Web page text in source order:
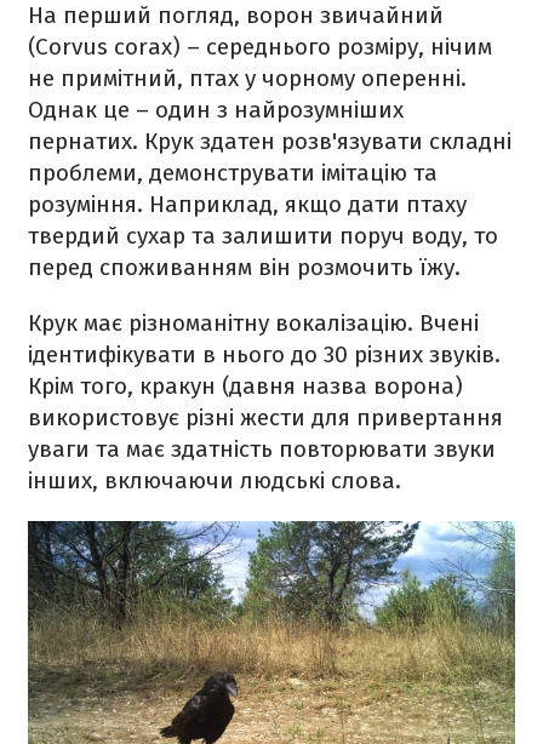
На перший погляд, ворон звичайний
(Corvus corax) – середнього розміру, нічим
не примітний, птах у чорному оперенні.
Однак це – один з найрозумніших
пернатих. Крук здатен розв'язувати складні
проблеми, демонструвати імітацію та
розуміння. Наприклад, якщо дати птаху
твердий сухар та залишити поруч воду, то
перед споживанням він розмочить їжу.
Крук має різноманітну вокалізацію. Вчені
ідентифікувати в нього до 30 різних звуків.
Крім того, кракун (давня назва ворона)
використовує різні жести для привертання
уваги та має здатність повторювати звуки
інших, включаючи людські слова.